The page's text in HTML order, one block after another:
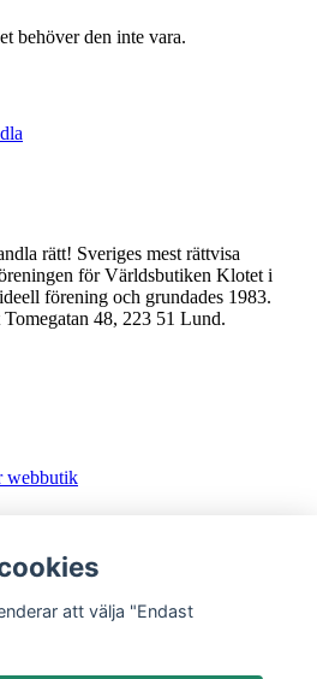
behöver den inte vara.
rätt! Sveriges mest rättvisa
för Världsbutiken Klotet i
förening och grundades 1983.
48, 223 51 Lund.
webbutik
att välja "Endast